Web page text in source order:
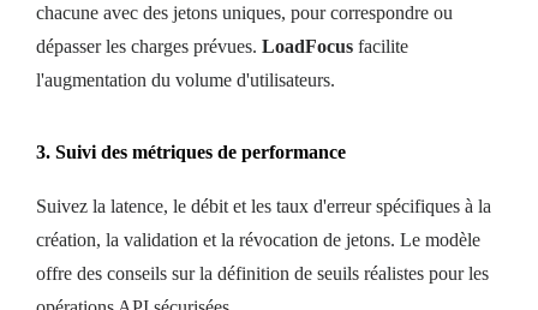
chacune avec des jetons uniques, pour correspondre ou
dépasser les charges prévues. LoadFocus facilite
l'augmentation du volume d'utilisateurs.
3. Suivi des métriques de performance
Suivez la latence, le débit et les taux d'erreur spécifiques à la
création, la validation et la révocation de jetons. Le modèle
offre des conseils sur la définition de seuils réalistes pour les